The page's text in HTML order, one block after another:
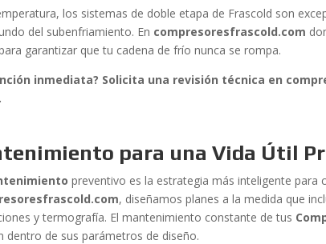
los sistemas de doble etapa de Frascold son
del subenfriamiento. En compresoresfrascold.com
garantizar que tu cadena de frío nunca se rompa.
inmediata? Solicita una revisión técnica en
para una Vida Útil
preventivo es la estrategia más inteligente para
, diseñamos planes a la medida que
y termografía. El mantenimiento constante de tus
dentro de sus parámetros de diseño.